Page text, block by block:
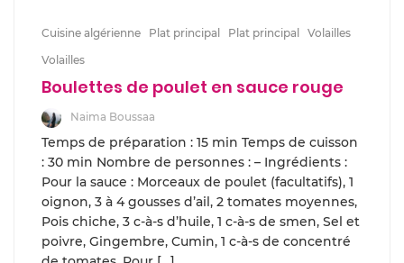
Cuisine algérienne Plat principal Plat principal
Volailles
Volailles
Boulettes de poulet en sauce rouge
Naima Boussaa
Temps de préparation : 15 min Temps de cuisson
: 30 min Nombre de personnes : – Ingrédients :
Pour la sauce : Morceaux de poulet (facultatifs), 1
oignon, 3 à 4 gousses d’ail, 2 tomates moyennes,
Pois chiche, 3 c-à-s d’huile, 1 c-à-s de smen, Sel et
poivre, Gingembre, Cumin, 1 c-à-s de concentré